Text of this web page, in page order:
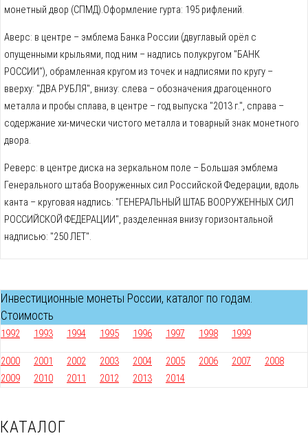
монетный двор (СПМД).Оформление гурта: 195 рифлений.
Аверс: в центре – эмблема Банка России (двуглавый орёл с
опущенными крыльями, под ним – надпись полукругом "БАНК
РОССИИ"), обрамленная кругом из точек и надписями по кругу –
вверху: "ДВА РУБЛЯ", внизу: слева – обозначения драгоценного
металла и пробы сплава, в центре – год выпуска "2013 г.", справа –
содержание хи-мически чистого металла и товарный знак монетного
двора.
Реверс: в центре диска на зеркальном поле – Большая эмблема
Генерального штаба Вооруженных сил Российской Федерации, вдоль
канта – круговая надпись: "ГЕНЕРАЛЬНЫЙ ШТАБ ВООРУЖЕННЫХ СИЛ
РОССИЙСКОЙ ФЕДЕРАЦИИ", разделенная внизу горизонтальной
надписью: "250 ЛЕТ".
Инвестиционные монеты России, каталог по годам.
Стоимость
1992 1993 1994 1995 1996 1997 1998 1999
2000 2001 2002 2003 2004 2005 2006 2007
2008
2009
2010 2011 2012 2013 2014
КАТАЛОГ